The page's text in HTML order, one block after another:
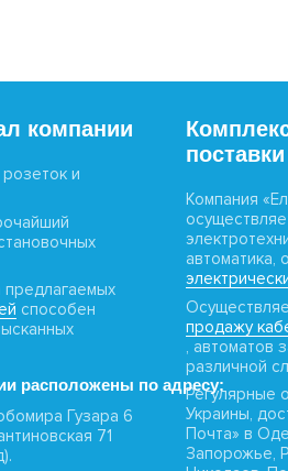
компании
и
способен
расположены по адресу:
Гузара 6
71
поставки
Компания
автоматика,
продажу
, автоматов
различной
Регулярные
Украины,
Почта» в
Запорожье,